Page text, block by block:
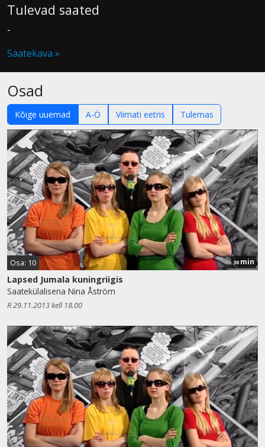
Tulevad saated
-
Saatekava »
Osad
Kõige uuemad A-Ö Viimati eetris Tulemas
Osa: 10 30min
Lapsed Jumala kuningriigis
Saatekülalisena Nina Åström
R 29.11.2013 kell 18.00